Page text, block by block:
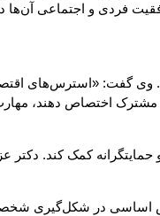
فردی و اجتماعی
وی گفت: «استرس‌های
اختصاص دهند،
کمک کند. دکتر
نقش اساسی در شکل‌گیری